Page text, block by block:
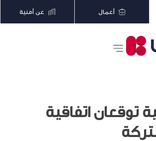
أعمال عن أمنية
توقعان اتفاقية